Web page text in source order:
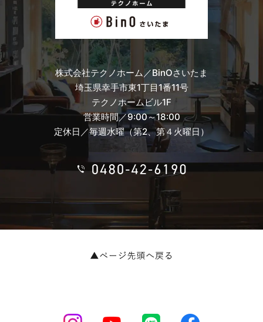
株式会社テクノホーム／BinOさいたま
埼玉県幸手市東1丁目1番11号
テクノホームビル1F
営業時間／9:00～18:00
定休日／毎週水曜（第2、第４火曜日）